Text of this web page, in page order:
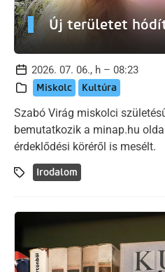
Új területet
2026. 07. 06., h – 08:23
Miskolc Kultúra
Szabó Virág miskolci
bemutatkozik a minap.hu
érdeklődési köréről is mesélt.
Irodalom